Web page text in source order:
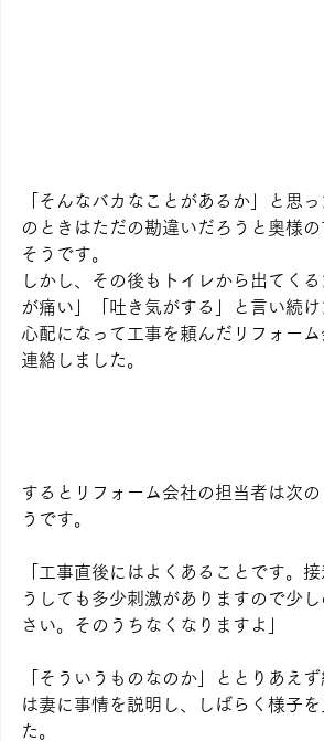
「そんなバカなことがあるか」と思
のときはただの勘違いだろうと奥様
そうです。
しかし、その後もトイレから出てく
が痛い」「吐き気がする」と言い続
心配になって工事を頼んだリフォー
連絡しました。
するとリフォーム会社の担当者は次
うです。
「工事直後にはよくあることです。
うしても多少刺激がありますので少
さい。そのうちなくなりますよ」
「そういうものなのか」ととりあえ
は妻に事情を説明し、しばらく様子
た。